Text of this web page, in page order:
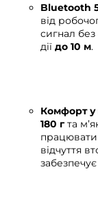
Bluetooth
від
сигнал
дії до 10 м.
Комфорт у
180 г та
працювати
відчуття